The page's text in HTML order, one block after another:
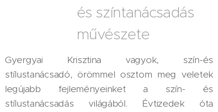
és színtanácsadás
művészete
Gyergyai Krisztina vagyok, szín-és
stílustanácsadó, örömmel osztom meg veletek
legújabb fejleményeinket a szín- és
stílustanácsadás világából. Évtizedek óta